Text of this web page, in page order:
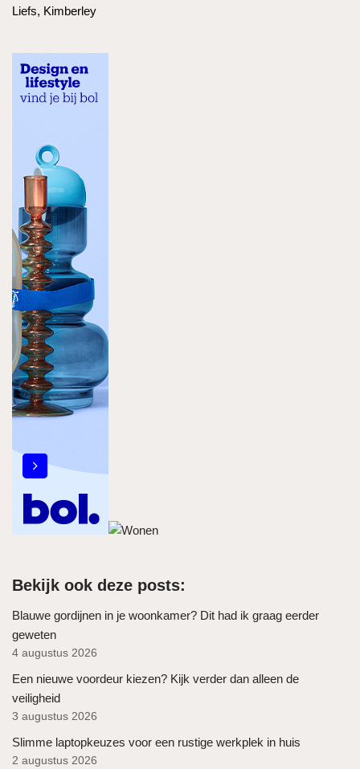
Liefs, Kimberley
Bekijk ook deze posts:
Blauwe gordijnen in je woonkamer? Dit had ik graag eerder
geweten
4 augustus 2026
Een nieuwe voordeur kiezen? Kijk verder dan alleen de
veiligheid
3 augustus 2026
Slimme laptopkeuzes voor een rustige werkplek in huis
2 augustus 2026